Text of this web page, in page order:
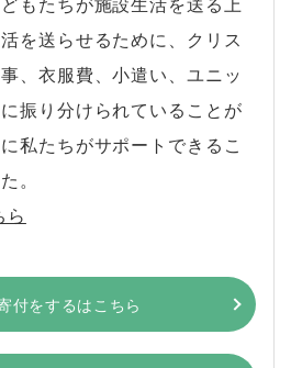
を送らせるために、クリス
、衣服費、小遣い、ユニッ
振り分けられていることが
私たちがサポートできるこ
。
付をするはこちら